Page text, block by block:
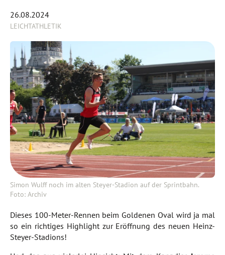
26.08.2024
LEICHTATHLETIK
Simon Wulff noch im alten Steyer-Stadion auf der Sprintbahn.
Foto: Archiv
Dieses 100-Meter-Rennen beim Goldenen Oval wird ja mal
so ein richtiges Highlight zur Eröffnung des neuen Heinz-
Steyer-Stadions!